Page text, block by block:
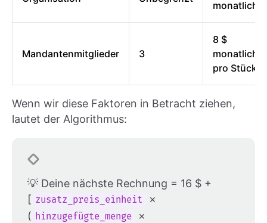
monatlich
Mandantenmitglieder 3
8 $
monatlich
pro Stück
Wenn wir diese Faktoren in Betracht ziehen,
lautet der Algorithmus:
💡 Deine nächste Rechnung = 16 $ +
[ zusatz_preis_einheit
×
( hinzugefügte_menge ×